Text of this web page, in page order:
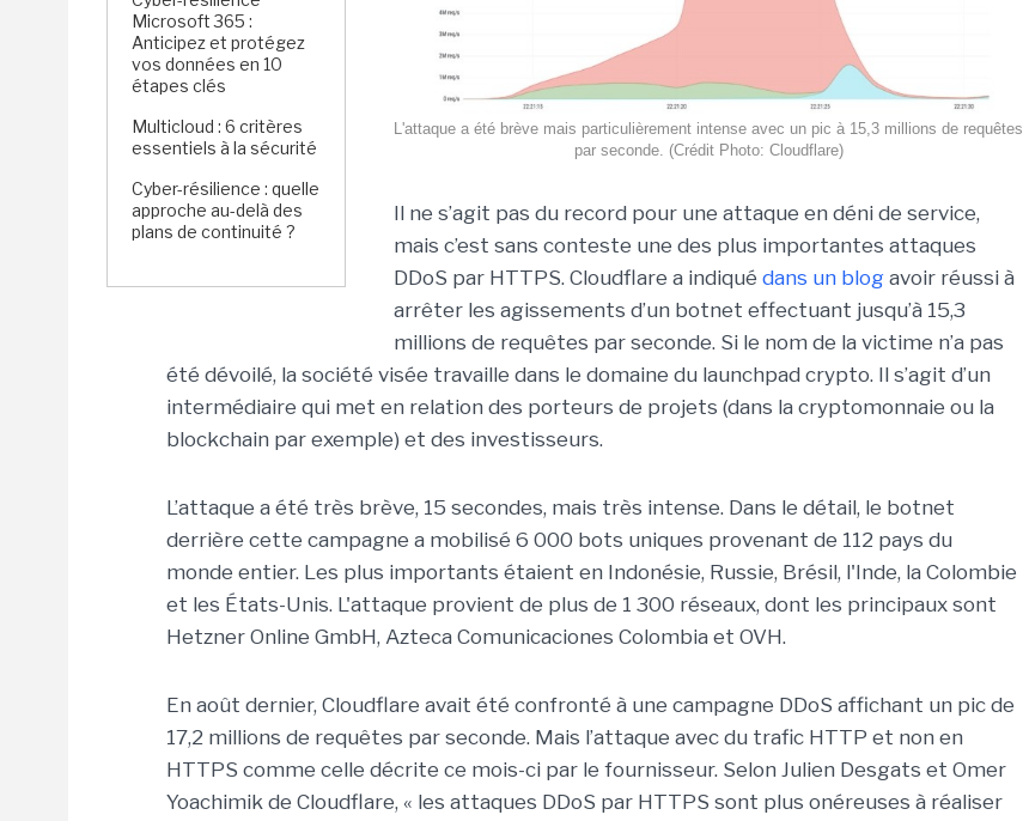
Microsoft 365 :
Anticipez et protégez
vos données en 10
étapes clés
Multicloud : 6 critères
essentiels à la sécurité
Cyber-résilience : quelle
approche au-delà des
plans de continuité ?
L'attaque a été brève mais particulièrement intense avec un pic à 15,3 millions de requêtes
par seconde. (Crédit Photo: Cloudflare)
Il ne s’agit pas du record pour une attaque en déni de service,
mais c’est sans conteste une des plus importantes attaques
DDoS par HTTPS. Cloudflare a indiqué dans un blog avoir réussi à
arrêter les agissements d’un botnet effectuant jusqu’à 15,3
millions de requêtes par seconde. Si le nom de la victime n’a pas
été dévoilé, la société visée travaille dans le domaine du launchpad crypto. Il s’agit d’un
intermédiaire qui met en relation des porteurs de projets (dans la cryptomonnaie ou la
blockchain par exemple) et des investisseurs.
L’attaque a été très brève, 15 secondes, mais très intense. Dans le détail, le botnet
derrière cette campagne a mobilisé 6 000 bots uniques provenant de 112 pays du
monde entier. Les plus importants étaient en Indonésie, Russie, Brésil, l'Inde, la Colombie
et les États-Unis. L'attaque provient de plus de 1 300 réseaux, dont les principaux sont
Hetzner Online GmbH, Azteca Comunicaciones Colombia et OVH.
En août dernier, Cloudflare avait été confronté à une campagne DDoS affichant un pic de
17,2 millions de requêtes par seconde. Mais l’attaque avec du trafic HTTP et non en
HTTPS comme celle décrite ce mois-ci par le fournisseur. Selon Julien Desgats et Omer
Yoachimik de Cloudflare, « les attaques DDoS par HTTPS sont plus onéreuses à réaliser